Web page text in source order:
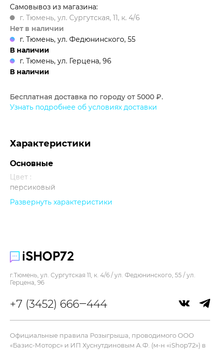
Самовывоз из магазина:
г. Тюмень, ул. Сургутская, 11, к. 4/6
Нет в наличии
г. Тюмень, ул. Федюнинского, 55
В наличии
г. Тюмень, ул. Герцена, 96
В наличии
Бесплатная доставка по городу от 5000 ₽.
Узнать подробнее об условиях доставки
Характеристики
Основные
Цвет :
персиковый
Прочее
Развернуть характеристики
+7 (3452) 666‒444
г.Тюмень, ул. Сургутская 11, к. 4/6 / ул. Федюнинского, 55 / ул.
Герцена, 96
Официальные правила Розыгрыша, проводимого ООО
«Базис-Моторс» и ИП Хуснутдиновым А.Ф. (м-н «iShop72») в